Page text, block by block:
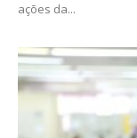
ações da...